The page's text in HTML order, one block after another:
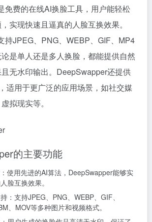
免费的在线AI换脸工具，用户能轻松
实现快速且逼真的人脸互换效果。
持JPEG、PNG、WEBP、GIF、MP4
是单人还是多人换脸，都能提供自然
无水印输出。DeepSwapper还提供
适用于更广泛的应用场景，如社交媒
拟现实等。
的主要功能
使用先进的AI算法，DeepSwapper能够实
脸互换效果。
：支持JPEG、PNG、WEBP、GIF、
、MOV等多种图片和视频格式。